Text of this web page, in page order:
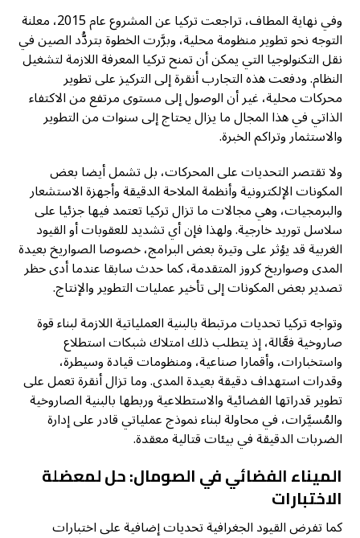
وفي نهاية المطاف، تراجعت تركيا عن المشروع عام 2015، معلنة
التوجه نحو تطوير منظومة محلية، وبرَّرت الخطوة بتردُّد الصين في
نقل التكنولوجيا التي يمكن أن تمنح تركيا المعرفة اللازمة لتشغيل
النظام. ودفعت هذه التجارب أنقرة إلى التركيز على تطوير
محركات محلية، غير أن الوصول إلى مستوى مرتفع من الاكتفاء
الذاتي في هذا المجال ما يزال يحتاج إلى سنوات من التطوير
والاستثمار وتراكم الخبرة.
ولا تقتصر التحديات على المحركات، بل تشمل أيضا بعض
المكونات الإلكترونية وأنظمة الملاحة الدقيقة وأجهزة الاستشعار
والبرمجيات، وهي مجالات ما تزال تركيا تعتمد فيها جزئيا على
سلاسل توريد خارجية. ولهذا فإن أي تشديد للعقوبات أو القيود
الغربية قد يؤثر على وتيرة بعض البرامج، خصوصا الصواريخ بعيدة
المدى وصواريخ كروز المتقدمة، كما حدث سابقا عندما أدى حظر
تصدير بعض المكونات إلى تأخير عمليات التطوير والإنتاج.
وتواجه تركيا تحديات مرتبطة بالبنية العملياتية اللازمة لبناء قوة
صاروخية فعَّالة، إذ يتطلب ذلك امتلاك شبكات استطلاع
واستخبارات، وأقمارا صناعية، ومنظومات قيادة وسيطرة،
وقدرات استهداف دقيقة بعيدة المدى. وما تزال أنقرة تعمل على
تطوير قدراتها الفضائية والاستطلاعية وربطها بالبنية الصاروخية
والمُسيَّرات، في محاولة لبناء نموذج عملياتي قادر على إدارة
الضربات الدقيقة في بيئات قتالية معقدة.
الميناء الفضائي في الصومال: حل لمعضلة
الاختبارات
كما تفرض القيود الجغرافية تحديات إضافية على اختبارات